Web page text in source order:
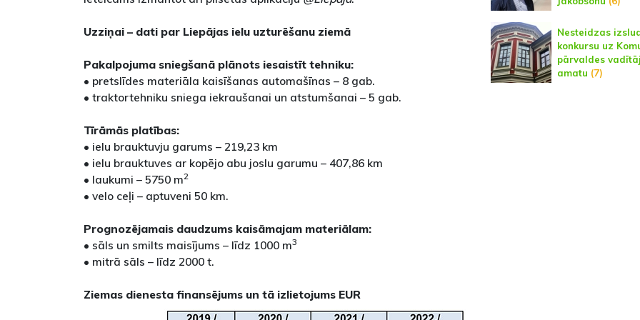
Uzziņai – dati par Liepājas ielu uzturēšanu ziemā
Pakalpojuma sniegšanā plānots iesaistīt tehniku:
• pretslīdes materiāla kaisīšanas automašīnas – 8 gab.
• traktortehniku sniega iekraušanai un atstumšanai – 5 gab.
Tīrāmās platības:
• ielu brauktuvju garums – 219,23 km
• ielu brauktuves ar kopējo abu joslu garumu – 407,86 km
• laukumi – 5750 m2
• velo ceļi – aptuveni 50 km.
Prognozējamais daudzums kaisāmajam materiālam:
• sāls un smilts maisījums – līdz 1000 m3
• mitrā sāls – līdz 2000 t.
Ziemas dienesta finansējums un tā izlietojums EUR
Nesteidzas
konkursu uz
pārvaldes
amatu (7)